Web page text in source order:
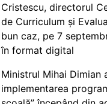
Cristescu, directorul
de Curriculum și
bun caz, pe 7
în format digital
Ministrul Mihai Dimian
implementarea